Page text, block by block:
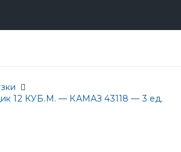
12 КУБ.М. — КАМАЗ 43118 — 3 ед.